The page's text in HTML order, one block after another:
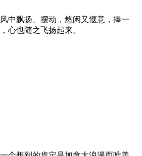
中飘扬、摆动，悠闲又惬意，捧一
心也随之飞扬起来。